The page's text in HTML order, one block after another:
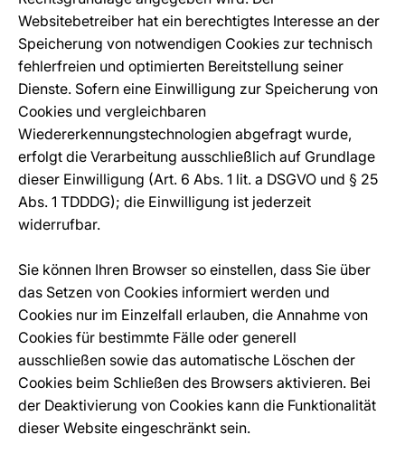
Websitebetreiber hat ein berechtigtes Interesse an der
Speicherung von notwendigen Cookies zur technisch
fehlerfreien und optimierten Bereitstellung seiner
Dienste. Sofern eine Einwilligung zur Speicherung von
Cookies und vergleichbaren
Wiedererkennungstechnologien abgefragt wurde,
erfolgt die Verarbeitung ausschließlich auf Grundlage
dieser Einwilligung (Art. 6 Abs. 1 lit. a DSGVO und § 25
Abs. 1 TDDDG); die Einwilligung ist jederzeit
widerrufbar.
Sie können Ihren Browser so einstellen, dass Sie über
das Setzen von Cookies informiert werden und
Cookies nur im Einzelfall erlauben, die Annahme von
Cookies für bestimmte Fälle oder generell
ausschließen sowie das automatische Löschen der
Cookies beim Schließen des Browsers aktivieren. Bei
der Deaktivierung von Cookies kann die Funktionalität
dieser Website eingeschränkt sein.